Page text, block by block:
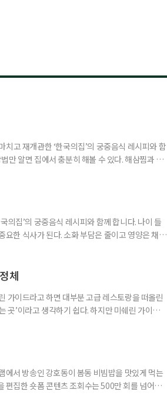
고 재개관한 ‘한국의집’의 궁중음식 레시피와 함
만 알면 집에서 충분히 해볼 수 있다. 해삼찜과 종
강을 담은 해삼찜 해삼은 손질이
의집’의 궁중음식 레시피와 함께 합니다. 나이 들
요한 식사가 된다. 소화 부담은 줄이고 영양은 채우
와 건강한 재료가 담긴 두 가지 요리를
체
가이드라고 하면 대부분 고급 레스토랑을 떠올린
곳’이라고 생각하기 쉽다. 하지만 미쉐린 가이드
음식을 제공하는 식당을 소
에서 방송인 강호동이 봄동 비빔밥을 맛있게 먹는
편집한 숏폼 콘텐츠 조회수는 500만 회를 넘어섰